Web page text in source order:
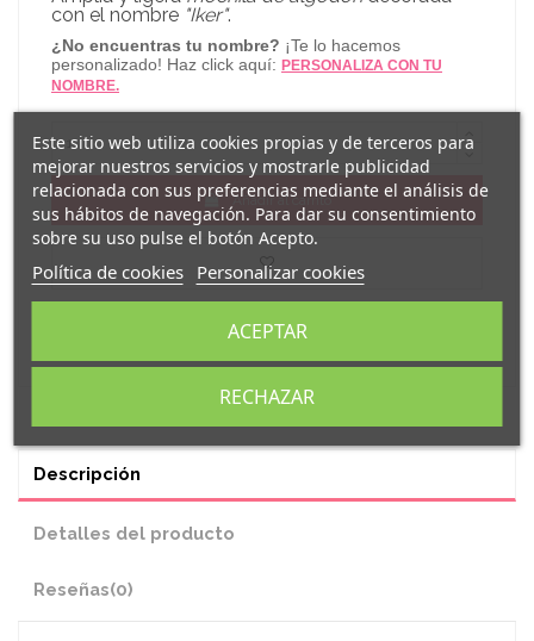
con el nombre "Iker".
¿No encuentras tu nombre? ¡Te lo hacemos
personalizado! Haz click aquí: PERSONALIZA CON TU
NOMBRE.
Añadir al carrito
Descripción
Detalles del producto
Reseñas(0)
Este sitio web utiliza cookies propias y de terceros para
mejorar nuestros servicios y mostrarle publicidad
relacionada con sus preferencias mediante el análisis de
sus hábitos de navegación. Para dar su consentimiento
sobre su uso pulse el botón Acepto.
Política de cookies Personalizar cookies
RECHAZAR
ACEPTAR